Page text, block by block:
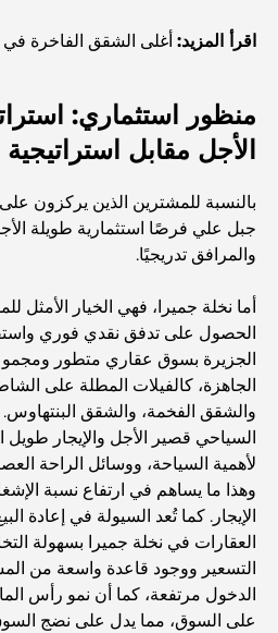
دليل صالات الرياضة في داماك
البدنية في المنطقة المحيطة
أفضل مراكز التسوق في دبي
استكشف أكثر مناطق دبي حيوية
بطاقات الائتمان في الإمارات
للإنفاق الذكي
مستشفى في مركز دبي المالي
المستوى في دبي
صالات رياضية في مركز دبي
البدنية بأسلوب حياة الأعمال
أندر سيارة في العالم: أساطير
اقرأ المزيد: أغلى الشقق الفاخرة في
منظور استثماري:
الأجل مقابل
بالنسبة للمشترين الذين يركزون
جبل علي فرصًا استثمارية طويلة
والمرافق تدريجيًا.
أما نخلة جميرا، فهي الخيار الأمثل
الحصول على تدفق نقدي فوري
الجزيرة بسوق عقاري متطور
الجاهزة، كالفيلات المطلة على
والشقق الفخمة، والشقق البنتهاوس.
السياحي قصير الأجل والإيجار طويل
لأهمية السياحة، ووسائل الراحة
وهذا ما يساهم في ارتفاع نسبة
الإيجار. كما تُعد السيولة في إعادة
العقارات في نخلة جميرا بسهولة
التسعير ووجود قاعدة واسعة من
الدخول مرتفعة، كما أن نمو رأس
على السوق، مما يدل على نضج